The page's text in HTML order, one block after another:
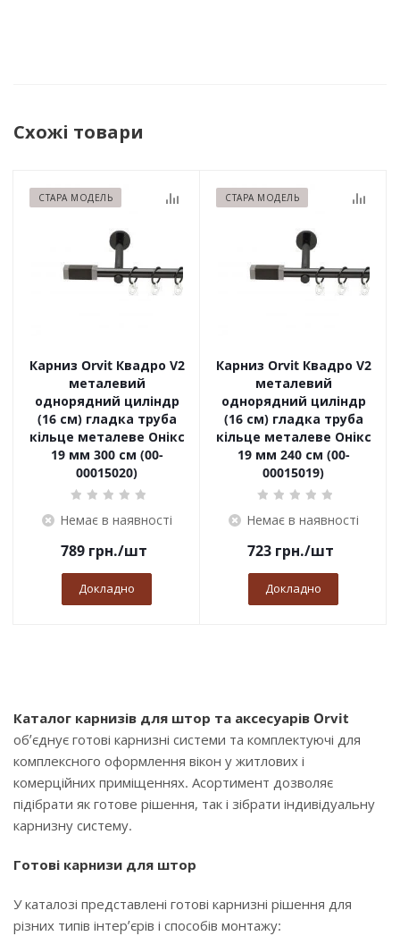
Схожі товари
СТАРА МОДЕЛЬ
Карниз Orvit Квадро V2
металевий
однорядний циліндр
(16 см) гладка труба
кільце металеве Онікс
19 мм 300 см (00-
00015020)
Немає в наявності
789грн./шт
Докладно
СТАРА МОДЕЛЬ
Карниз Orvit Квадро V2
металевий
однорядний циліндр
(16 см) гладка труба
кільце металеве Онікс
19 мм 240 см (00-
00015019)
Немає в наявності
723грн./шт
Докладно
Каталог карнизів для штор та аксесуарів Orvit
об’єднує готові карнизні системи та комплектуючі для
комплексного оформлення вікон у житлових і
комерційних приміщеннях. Асортимент дозволяє
підібрати як готове рішення, так і зібрати індивідуальну
карнизну систему.
Готові карнизи для штор
У каталозі представлені готові карнизні рішення для
різних типів інтер’єрів і способів монтажу: